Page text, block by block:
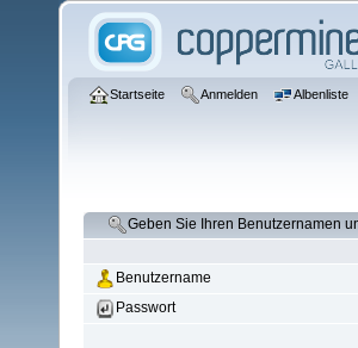
Startseite Anmelden Albenliste
Geben Sie Ihren Benutzernamen
Benutzername
Passwort